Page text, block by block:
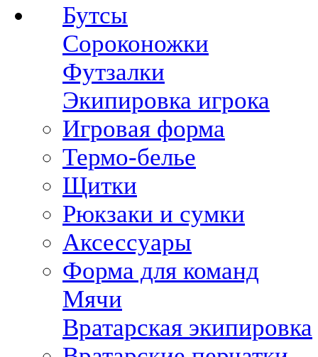
Бутсы
Сороконожки
Футзалки
Экипировка игрока
Игровая форма
Термо-белье
Щитки
Рюкзаки и сумки
Аксессуары
Форма для команд
Мячи
Вратарская экипировка